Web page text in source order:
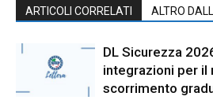
ARTICOLI CORRELATI ALTRO
DL Sicurezza
integrazioni per il
scorrimento